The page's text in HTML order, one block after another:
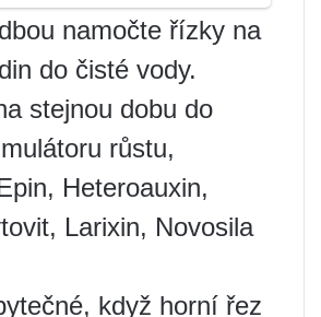
namočte řízky na
do čisté vody.
stejnou dobu do
růstu,
Heteroauxin,
Larixin, Novosila
když horní řez